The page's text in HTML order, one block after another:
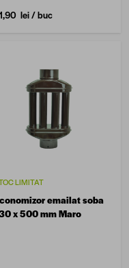
lei/ buc
LIMITAT
emailat soba
x 500 mm Maro